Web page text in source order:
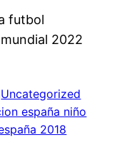
Uncategorized
españa niño
2018